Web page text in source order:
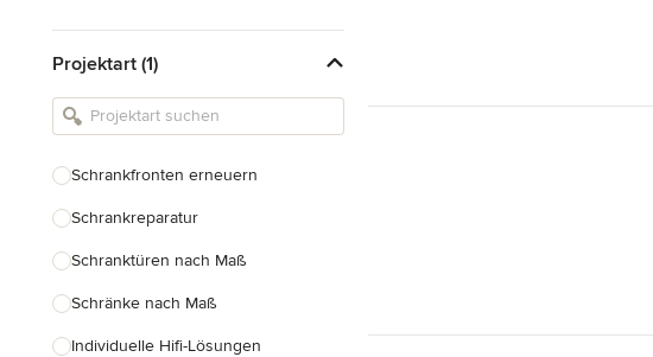
Landschaftsarchitekten
Armaturen & Sanitärbedarf
Projektart (1)
Schrankfronten erneuern
Schrankreparatur
Schranktüren nach Maß
Schränke nach Maß
Individuelle Hifi-Lösungen